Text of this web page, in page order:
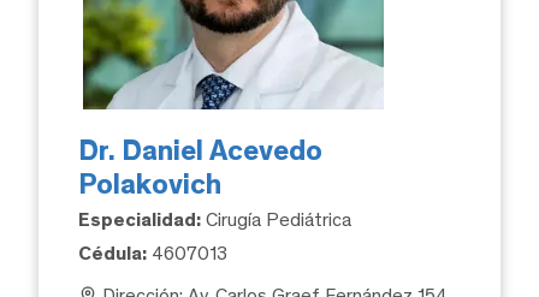
Dr. Daniel Acevedo
Polakovich
Especialidad: Cirugía Pediátrica
Cédula: 4607013